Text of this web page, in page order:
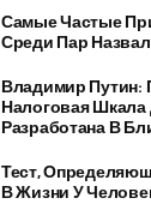
Самые Частые
Среди Пар
Владимир Путин:
Налоговая
Разработана В
Тест,
В Жизни У